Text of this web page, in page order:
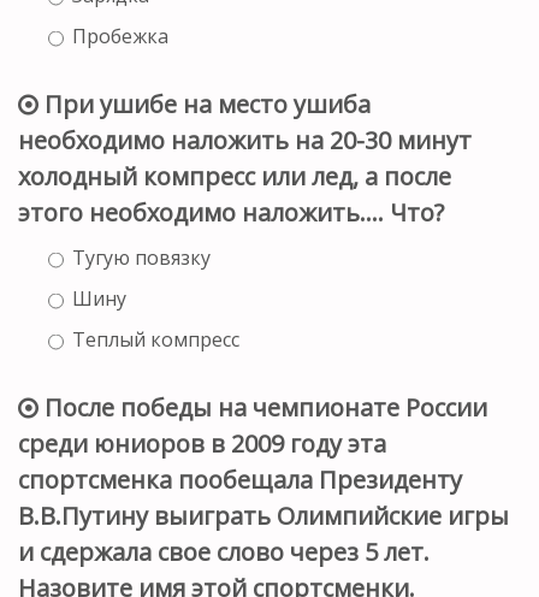
Пробежка
При ушибе на место ушиба
необходимо наложить на 20-30 минут
холодный компресс или лед, а после
этого необходимо наложить…. Что?
Тугую повязку
Шину
Теплый компресс
После победы на чемпионате России
среди юниоров в 2009 году эта
спортсменка пообещала Президенту
В.В.Путину выиграть Олимпийские игры
и сдержала свое слово через 5 лет.
Назовите имя этой спортсменки.